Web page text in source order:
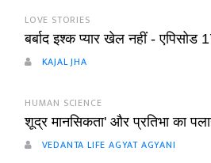
LOVE STORIES
बर्बाद इश्क प्यार खेल नहीं - एपिसोड
KAJAL JHA
HUMAN SCIENCE
शूद्र मानसिकता' और प्रतिभा का
VEDANTA LIFE AGYAT AGYANI